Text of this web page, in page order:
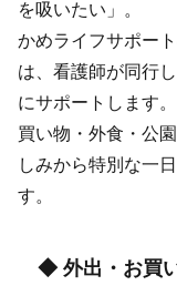
を吸いたい」。
かめライフサポー
は、看護師が同行
にサポートします。
買い物・外食・公
しみから特別な一
す。
◆ 外出・お買